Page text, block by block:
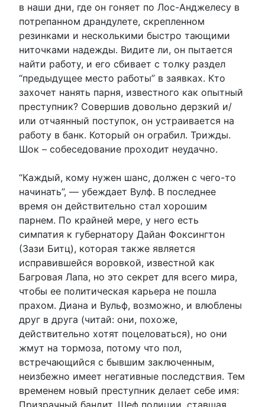
в наши дни, где он гоняет по Лос-Анджелесу в
потрепанном драндулете, скрепленном
резинками и несколькими быстро тающими
ниточками надежды. Видите ли, он пытается
найти работу, и его сбивает с толку раздел
“предыдущее место работы” в заявках. Кто
захочет нанять парня, известного как опытный
преступник? Совершив довольно дерзкий и/
или отчаянный поступок, он устраивается на
работу в банк. Который он ограбил. Трижды.
Шок – собеседование проходит неудачно.
“Каждый, кому нужен шанс, должен с чего-то
начинать”, — убеждает Вулф. В последнее
время он действительно стал хорошим
парнем. По крайней мере, у него есть
симпатия к губернатору Дайан Фоксингтон
(Зази Битц), которая также является
исправившейся воровкой, известной как
Багровая Лапа, но это секрет для всего мира,
чтобы ее политическая карьера не пошла
прахом. Диана и Вульф, возможно, и влюблены
друг в друга (читай: они, похоже,
действительно хотят поцеловаться), но они
жмут на тормоза, потому что пол,
встречающийся с бывшим заключенным,
неизбежно имеет негативные последствия. Тем
временем новый преступник делает себе имя:
Призрачный бандит. Шеф полиции, ставшая